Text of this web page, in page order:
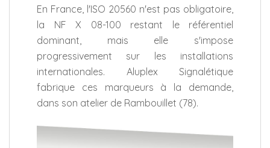
En France, l'ISO 20560 n'est pas obligatoire,
la NF X 08-100 restant le référentiel
dominant, mais elle s'impose
progressivement sur les installations
internationales. Aluplex Signalétique
fabrique ces marqueurs à la demande,
dans son atelier de Rambouillet (78).